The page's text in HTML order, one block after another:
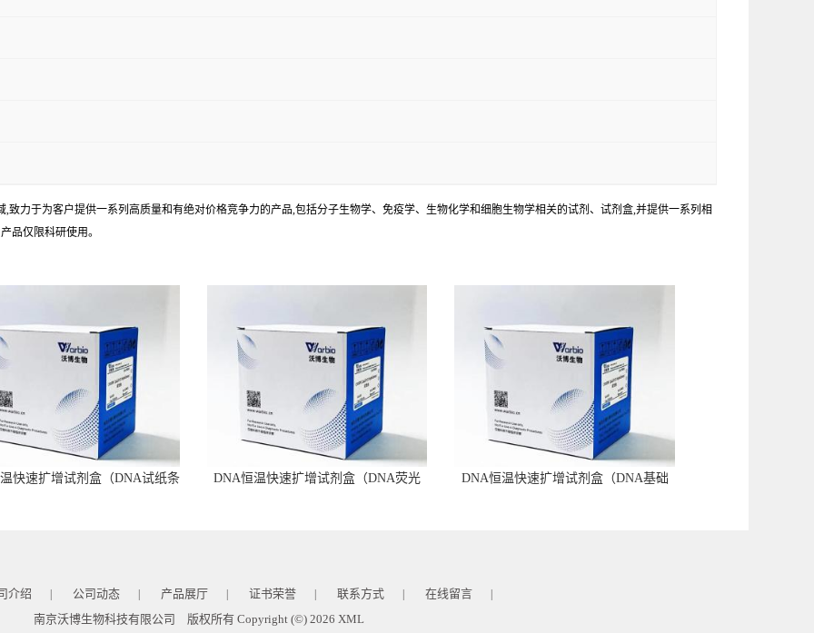
力于为客户提供一系列高质量和有绝对价格竞争力的产品,包括分子生物学、免疫学、生物化学和细胞生物学相关的试剂、试剂盒,并提供一系列相
品仅限科研使用。
快速扩增试剂盒（DNA试纸条
DNA恒温快速扩增试剂盒（DNA荧光
DNA恒温快速扩增试剂盒（DNA基础
介绍 公司动态 产品展厅 证书荣誉 联系方式 在线留言
南京沃博生物科技有限公司 版权所有 Copyright (©) 2026 XML